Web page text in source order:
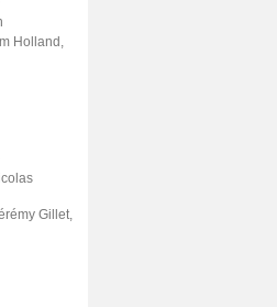
Holland,
Gillet,